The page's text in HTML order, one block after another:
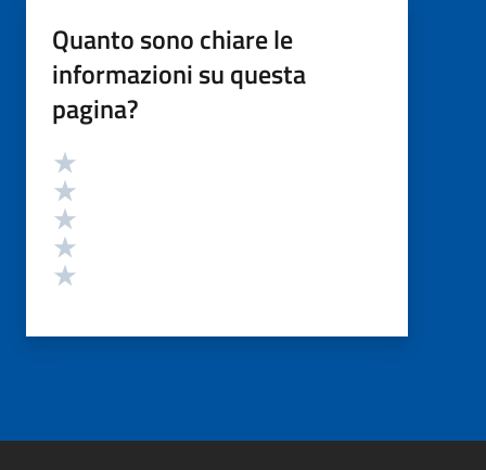
Quanto sono chiare le
informazioni su questa
pagina?
Valutazione